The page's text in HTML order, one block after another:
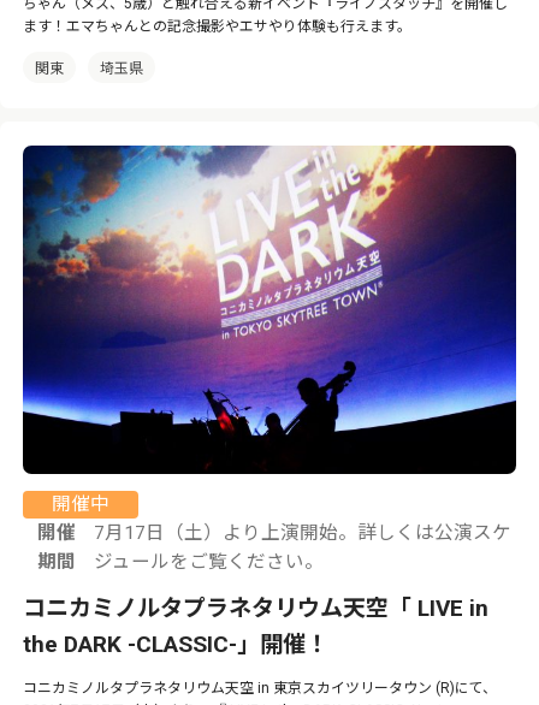
ちゃん（メス、5歳）と触れ合える新イベント『ライノスタッチ』を開催し
ます！エマちゃんとの記念撮影やエサやり体験も行えます。
関東 埼玉県
開催中
開催
期間
7月17日（土）より上演開始。詳しくは公演スケ
ジュールをご覧ください。
コニカミノルタプラネタリウム天空「 LIVE in
the DARK -CLASSIC-」開催！
コニカミノルタプラネタリウム天空 in 東京スカイツリータウン (R)にて、